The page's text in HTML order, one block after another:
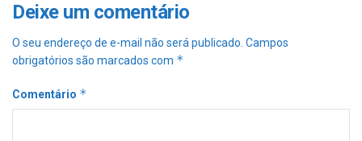
Deixe um comentário
O seu endereço de e-mail não será publicado. Campos
obrigatórios são marcados com *
Comentário *